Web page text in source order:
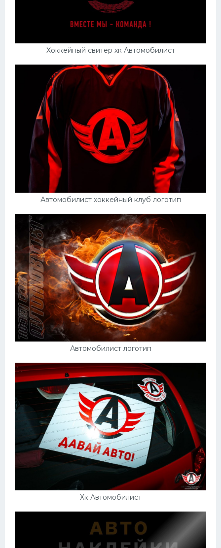
Хоккейный свитер хк Автомобилист
Автомобилист хоккейный клуб логотип
Автомобилист логотип
Хк Автомобилист